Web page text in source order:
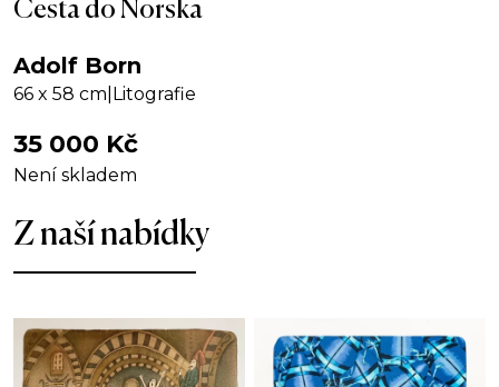
Cesta do Norska
Adolf Born
66 x 58 cm Litografie
35 000 Kč
Není skladem
Z naší nabídky